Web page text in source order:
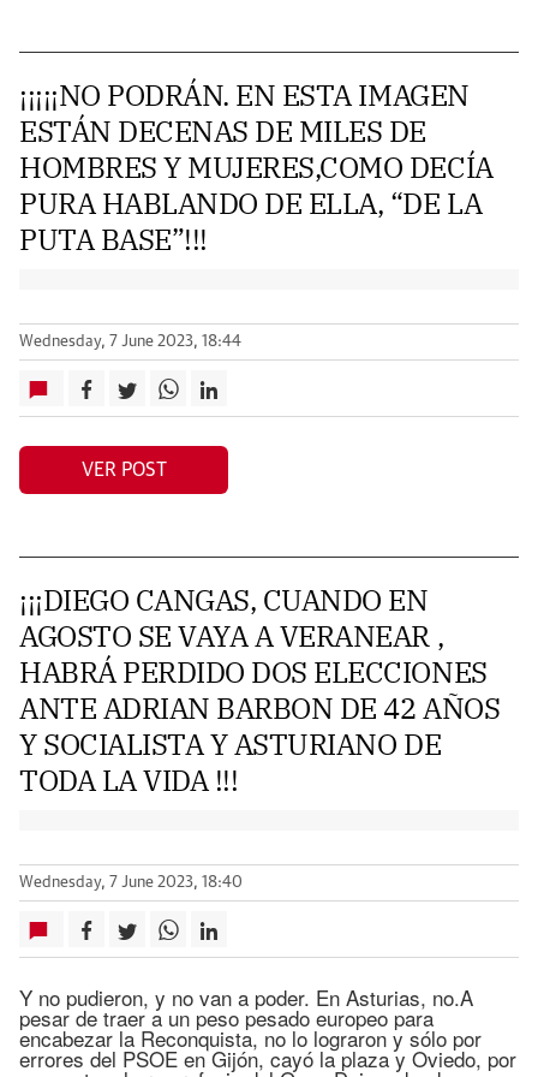
¡¡¡¡¡NO PODRÁN. EN ESTA IMAGEN
ESTÁN DECENAS DE MILES DE
HOMBRES Y MUJERES,COMO DECÍA
PURA HABLANDO DE ELLA, “DE LA
PUTA BASE”!!!
Wednesday, 7 June 2023, 18:44
VER POST
¡¡¡DIEGO CANGAS, CUANDO EN
AGOSTO SE VAYA A VERANEAR ,
HABRÁ PERDIDO DOS ELECCIONES
ANTE ADRIAN BARBON DE 42 AÑOS
Y SOCIALISTA Y ASTURIANO DE
TODA LA VIDA !!!
Wednesday, 7 June 2023, 18:40
Y no pudieron, y no van a poder. En Asturias, no.A
pesar de traer a un peso pesado europeo para
encabezar la Reconquista, no lo lograron y sólo por
errores del PSOE en Gijón, cayó la plaza y Oviedo, por